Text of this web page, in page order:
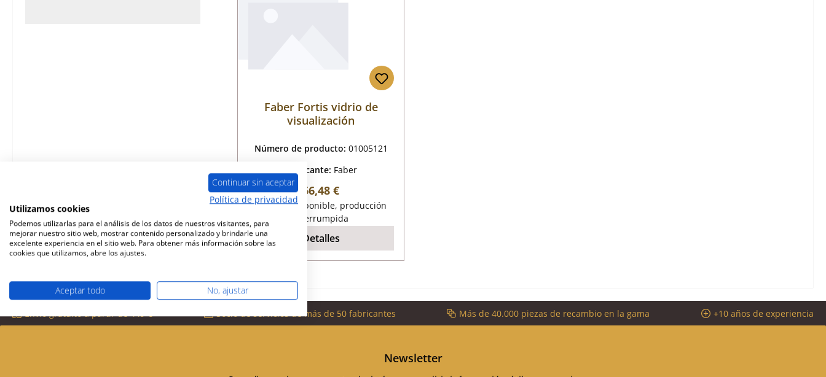
Faber Fortis vidrio de
visualización
Número de producto: 01005121
Fabricante: Faber
Precio normal:
66,48 €
ya no disponible, producción
interrumpida
Detalles
Socio de servicios de más de 50 fabricantes Más de 40.000 piezas de recambio en la gama +10 años de experiencia
Newsletter
Continuar sin aceptar
Política de privacidad
Utilizamos cookies
Podemos utilizarlas para el análisis de los datos de nuestros visitantes, para
mejorar nuestro sitio web, mostrar contenido personalizado y brindarle una
excelente experiencia en el sitio web. Para obtener más información sobre las
cookies que utilizamos, abre los ajustes.
Aceptar todo No, ajustar